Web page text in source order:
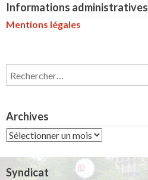
Informations administratives
Mentions légales
Rechercher :
Archives
Archives
Syndicat